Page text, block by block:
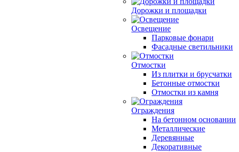
Дорожки и площадки
Освещение
Парковые фонари
Фасадные светильники
Отмостки
Из плитки и брусчатки
Бетонные отмостки
Отмостки из камня
Ограждения
На бетонном основании
Металлические
Деревянные
Декоративные